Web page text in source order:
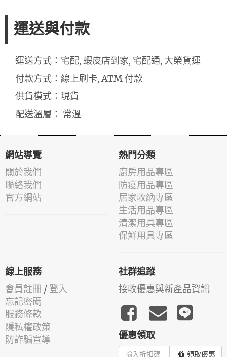
運送與付款
運送方式：宅配, 蝦皮店到家, 宅配通, 大榮貨運
付款方式：線上刷卡, ATM 付款
供貨模式：現貨
配送溫層： 常溫
網站導覽
關於我們
聯絡我們
官方網站
熱門分類
廚房用品專區
防疫用品專區
居家收納專區
生活用品專區
清潔用具專區
保鮮用具專區
線上服務
會員註冊 / 登入
忘記密碼
服務條款
隱私權政策
防詐騙宣導
社群追蹤
接收優惠與新產品資訊
優惠領取
領取優惠